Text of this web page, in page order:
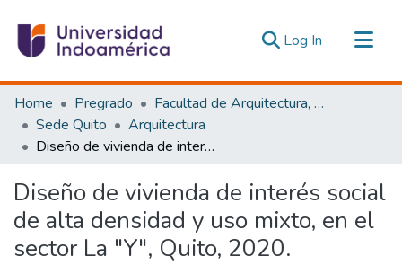
Log In (current)
Communities & Collections
All of DSpace
Statistics
Home Pregrado
Facultad de Arquitectura, Artes y Diseño
Sede Quito
Arquitectura
Diseño de vivienda de interés social de alta densidad y uso mixto, en el sector La "Y", Quito, 2020.
Diseño de vivienda de interés social
de alta densidad y uso mixto, en el
sector La "Y", Quito, 2020.